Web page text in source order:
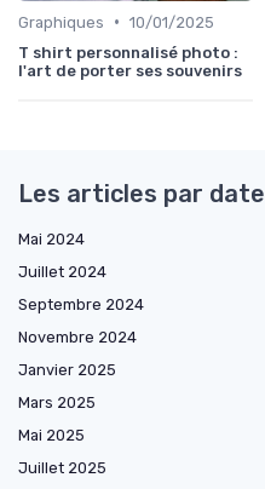
Graphiques • 10/01/2025
T shirt personnalisé photo :
l'art de porter ses souvenirs
Les articles par date
Mai 2024
Juillet 2024
Septembre 2024
Novembre 2024
Janvier 2025
Mars 2025
Mai 2025
Juillet 2025